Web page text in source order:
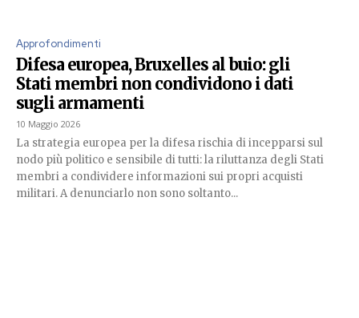
Approfondimenti
Difesa europea, Bruxelles al buio: gli
Stati membri non condividono i dati
sugli armamenti
10 Maggio 2026
La strategia europea per la difesa rischia di incepparsi sul
nodo più politico e sensibile di tutti: la riluttanza degli Stati
membri a condividere informazioni sui propri acquisti
militari. A denunciarlo non sono soltanto...